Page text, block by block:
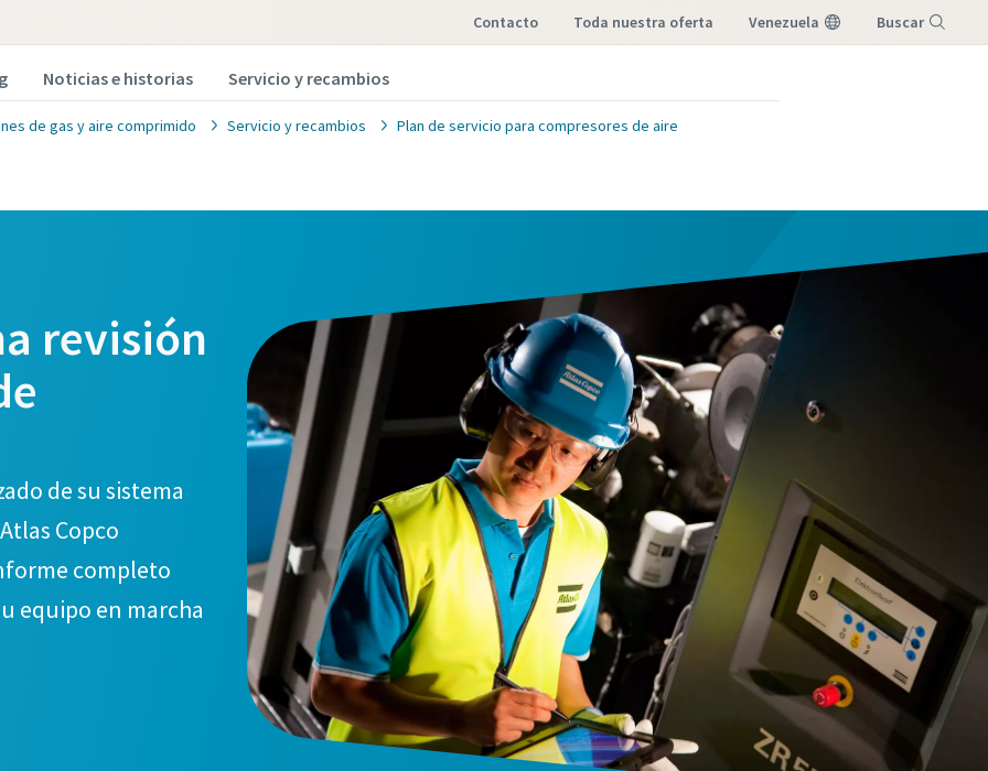
Contacto toda nuestra oferta Venezuela Buscar
Noticias e historias Servicio y recambios
de gas y aire comprimido Servicio y recambios Plan de servicio para compresores de aire
revisión
de su sistema
Copco
completo
equipo en marcha